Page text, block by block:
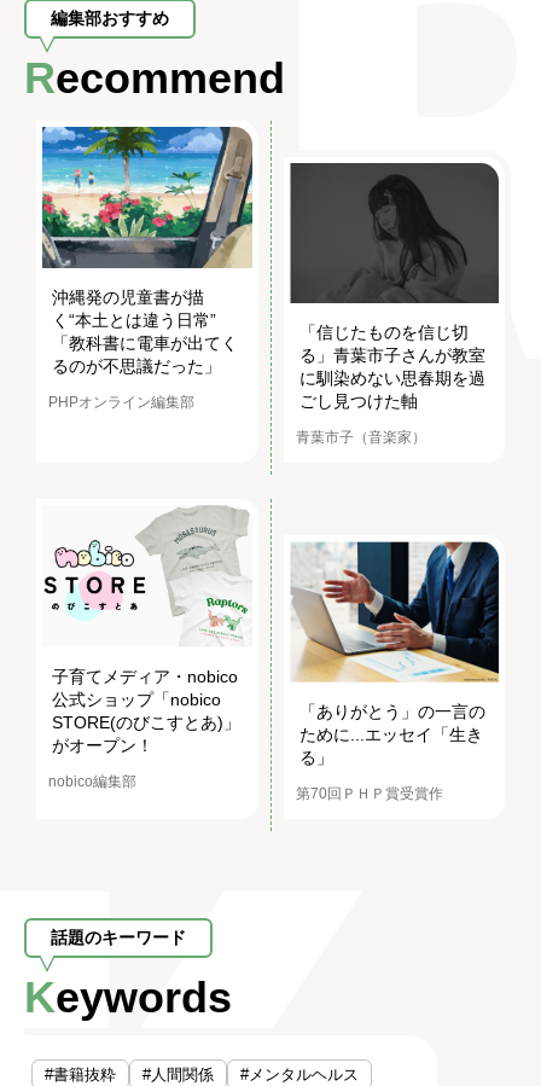
編集部おすすめ
Recommend
沖縄発の児童書が描
く“本土とは違う日常”
「教科書に電車が出てく
るのが不思議だった」
PHPオンライン編集部
「信じたものを信じ切
る」青葉市子さんが教室
に馴染めない思春期を過
ごし見つけた軸
青葉市子（音楽家）
子育てメディア・nobico
公式ショップ「nobico
STORE(のびこすとあ)」
がオープン！
nobico編集部
「ありがとう」の一言の
ために...エッセイ「生き
る」
第70回ＰＨＰ賞受賞作
話題のキーワード
Keywords
#書籍抜粋 #人間関係
#メンタルヘルス